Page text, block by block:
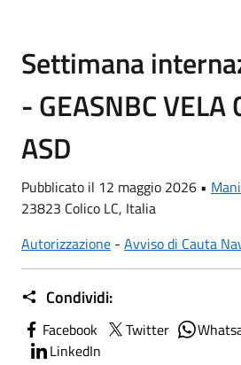
Settimana
- GEASNBC VELA
ASD
Pubblicato il 12 maggio 2026 •
23823 Colico LC, Italia
Autorizzazione - Avviso di Cauta
Condividi:
Facebook Twitter
LinkedIn